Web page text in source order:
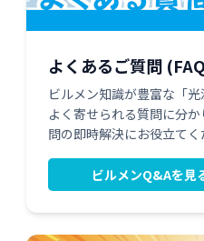
よくあるご質問
ビルメン知識が豊富な「
よく寄せられる質問に分
問の即時解決にお役立てく
ビルメンQ&Aを見